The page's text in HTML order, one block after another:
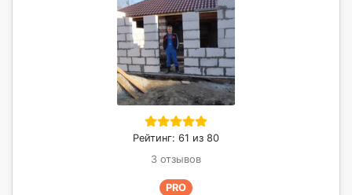
Рейтинг: 61 из 80
3 отзывов
PRO